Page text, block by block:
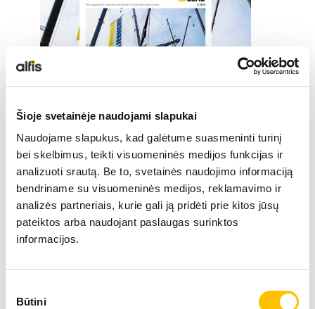
Šioje svetainėje naudojami slapukai
Naudojame slapukus, kad galėtume suasmeninti turinį
bei skelbimus, teikti visuomeninės medijos funkcijas ir
analizuoti srautą. Be to, svetainės naudojimo informaciją
bendriname su visuomeninės medijos, reklamavimo ir
analizės partneriais, kurie gali ją pridėti prie kitos jūsų
pateiktos arba naudojant paslaugas surinktos
informacijos.
pasirinkimas
Būtini
Maksimāls spēks. Celtnis ar astoņām asīm!
Attīstība nepārtrauktība. Liebherr-Werk Ehingen